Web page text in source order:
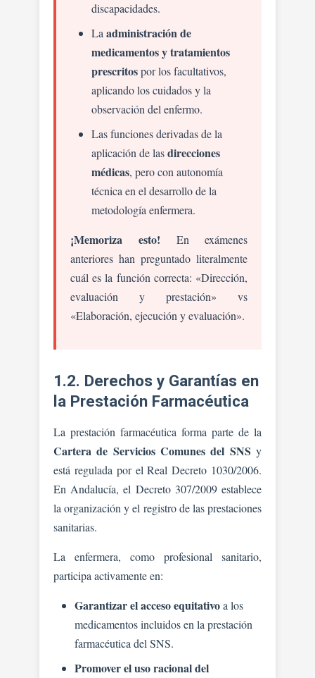
discapacidades.
La administración de
medicamentos y tratamientos
prescritospor los facultativos,
aplicando los cuidados y la
observación del enfermo.
Las funciones derivadas de la
aplicación de lasdirecciones
médicas, pero con autonomía
técnica en el desarrollo de la
metodología enfermera.
¡Memoriza esto! En exámenes
anteriores han preguntado literalmente
cuál es la función correcta: «Dirección,
evaluación y prestación» vs
«Elaboración, ejecución y evaluación».
1.2. Derechos y Garantías en
la Prestación Farmacéutica
La prestación farmacéutica forma parte de la
Cartera de Servicios Comunes del SNS y
está regulada por el Real Decreto 1030/2006.
En Andalucía, el Decreto 307/2009 establece
la organización y el registro de las prestaciones
sanitarias.
La enfermera, como profesional sanitario,
participa activamente en:
Garantizar el acceso equitativoa los
medicamentos incluidos en la prestación
farmacéutica del SNS.
Promover el uso racional del